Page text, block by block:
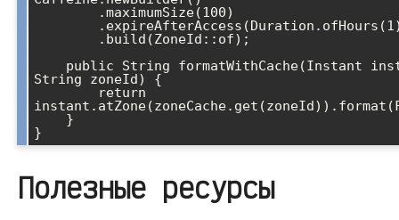
String zoneId) {
Полезные ресурсы